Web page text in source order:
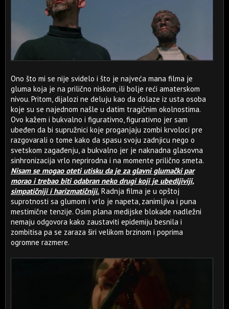
Ono što mi se nije svidelo i što je najveća mana filma je
gluma koja je na prilično niskom, ili bolje reći amaterskom
nivou. Pritom, dijalozi ne deluju kao da dolaze iz usta osoba
koje su se najednom našle u datim tragičnim okolnostima.
Ovo kažem i bukvalno i figurativno, figurativno jer sam
ubeđen da bi supružnici koje proganjaju zombi krvoloci pre
razgovarali o tome kako da spasu svoju zadnjicu nego o
svetskom zagađenju, a bukvalno jer je naknadna glasovna
sinhronizacija vrlo neprirodna i na momente prilično smeta.
Nisam se mogao oteti utisku da je za glavni glumački par
morao i trebao biti odabran neko drugi koji je ubedljiviji,
simpatičniji i harizmatičniji. Radnja filma je u opštoj
suprotnosti sa glumom i vrlo je napeta, zanimljiva i puna
mestimične tenzije. Osim plana medijske blokade nadležni
nemaju odgovora kako zaustaviti epidemiju besnila i
zombitisa pa se zaraza širi velikom brzinom i poprima
ogromne razmere.